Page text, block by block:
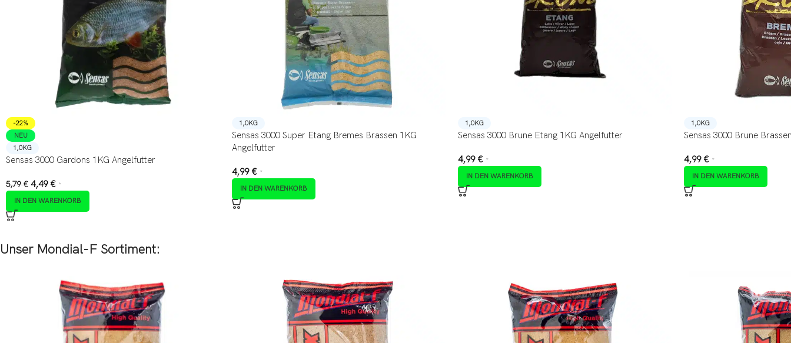
-22%
NEU
1,0KG
Sensas 3000 Gardons 1KG Angelfutter
5,79€ 4,49 € *
IN DEN WARENKORB
1,0KG
Sensas 3000 Super Etang Bremes Brassen 1KG
Angelfutter
4,99 € *
IN DEN WARENKORB
1,0KG
Sensas 3000 Brune Etang 1KG Angelfutter
4,99 € *
IN DEN WARENKORB
1,0KG
Sensas 3000 Brune
4,99 € *
IN DEN WARENKORB
Unser Mondial-F Sortiment: